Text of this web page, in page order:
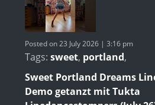
Posted on 23 July 2026 | 3:16 pm
Tags: sweet, portland,
Sweet Portland Dreams
Demo getanzt mit Tukta